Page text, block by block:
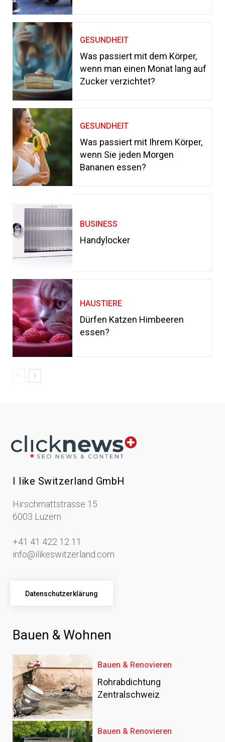
GESUNDHEIT
Was passiert mit dem Körper,
wenn man einen Monat lang auf
Zucker verzichtet?
GESUNDHEIT
Was passiert mit Ihrem Körper,
wenn Sie jeden Morgen
Bananen essen?
BUSINESS
Handylocker
HAUSTIERE
Dürfen Katzen Himbeeren
essen?
I like Switzerland GmbH
Hirschmattstrasse 15
6003 Luzern
+41 41 422 12 11
info@ilikeswitzerland.com
Datenschutzerklärung
Bauen & Wohnen
Bauen & Renovieren
Rohrabdichtung
Zentralschweiz
Bauen & Renovieren